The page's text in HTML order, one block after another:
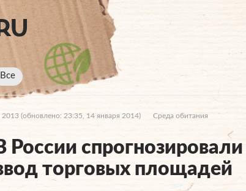
Все
2013 (обновлено: 23:35, 14 января 2014) Среда обитания
России
торговых площадей